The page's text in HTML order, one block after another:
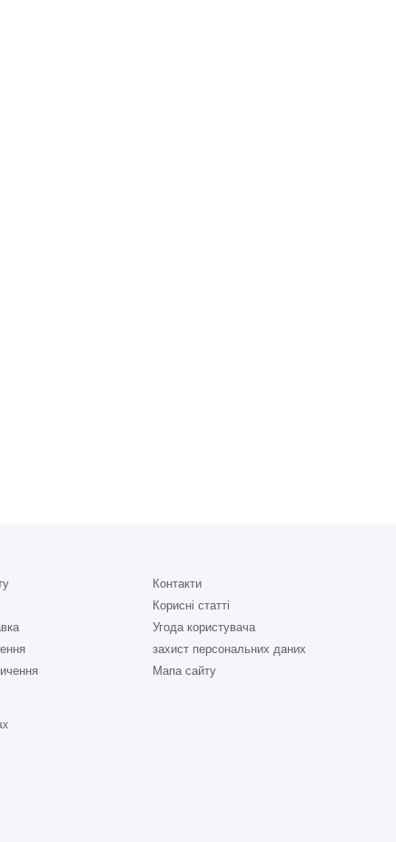
Контакти
Корисні статті
Угода користувача
захист персональних даних
Мапа сайту